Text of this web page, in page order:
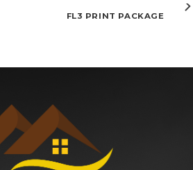
FL3 PRINT PACKAGE